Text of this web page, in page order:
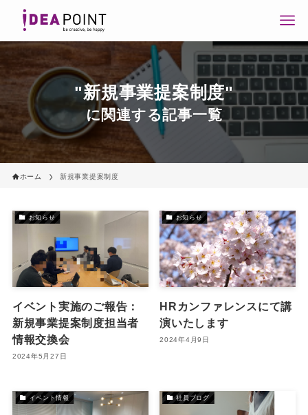
"新規事業提案制度"
に関連する記事一覧
ホーム 新規事業提案制度
お知らせ
イベント実施のご報告：
新規事業提案制度担当者
情報交換会
2024年5月27日
お知らせ
HRカンファレンスにて講
演いたします
2024年4月9日
イベント情報 社員ブログ